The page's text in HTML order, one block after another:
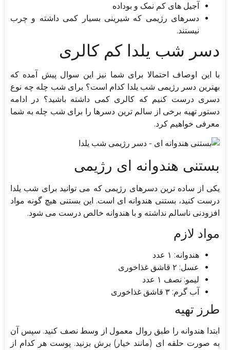
آجیل های کم نمک و بوداده
دسرهای رژیمی که شیرینی بسیار کمی داشته و چرب
نیستند.
دسر شب یلدا کم کالری
با این اوصاف احتمالا برای شما نیز این سوال پیش آمده که
بهترین دسر رژیمی شب یلدا کدام است؟ برای شب چله چه نوع
دسری درست کنیم که کالری کمی داشته باشید؟ در ادامه
دستور تهیه برخی از سالم ترین دسرها را برای شب چله به شما
معرفی خواهیم کرد.
بستنی هندوانه ای رژیمی
یکی از ساده ترین دسرهای رژیمی که می توانید برای شب یلدا
درست کنید، بستنی هندوانه ای است. این بستنی هیچ گونه مواد
افزودنی ناسالم نداشته و با هندوانه خالص درست می شود.
مواد لازم
هندوانه: ۱ عدد
عسل: ۲ قاشق غذاخوری
لیمو: نصف ۱ عدد
آب گرم: ۳ قاشق غذاخوری
طرز تهیه
ابتدا هندوانه را طبق روال معمول از وسط نصف کنید. سپس آن
به صورت حلقه ای (مانند خیار) برش بزنید. پوست هر کدام از